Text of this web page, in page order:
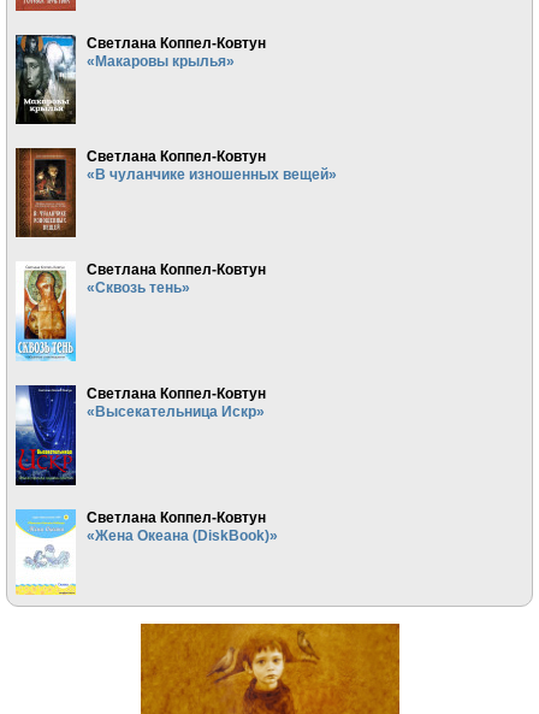
Светлана Коппел-Ковтун
«Макаровы крылья»
Светлана Коппел-Ковтун
«В чуланчике изношенных вещей»
Светлана Коппел-Ковтун
«Сквозь тень»
Светлана Коппел-Ковтун
«Высекательница Искр»
Светлана Коппел-Ковтун
«Жена Океана (DiskBook)»